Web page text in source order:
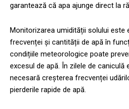
garantează că apa ajunge direct la
Monitorizarea umidității solului este
frecvenței și cantității de apă în
condițiile meteorologice poate
excesul de apă. În zilele de caniculă
necesară creșterea frecvenței
pierderile rapide de apă.